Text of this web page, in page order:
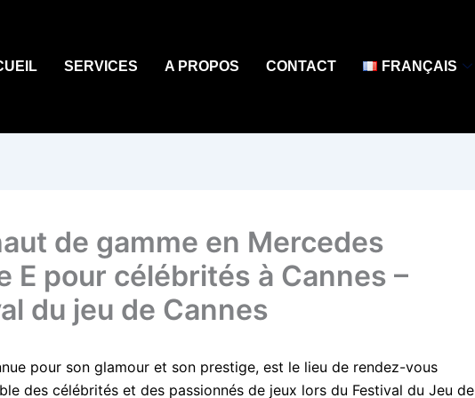
SERVICES A PROPOS CONTACT FRANÇAIS
de gamme en Mercedes
E pour célébrités à Cannes –
du jeu de Cannes
pour son glamour et son prestige, est le lieu de rendez-vous
des célébrités et des passionnés de jeux lors du Festival du Jeu de